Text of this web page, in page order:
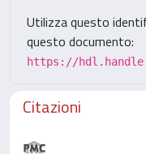
Utilizza questo
questo documento:
https://
Citazioni